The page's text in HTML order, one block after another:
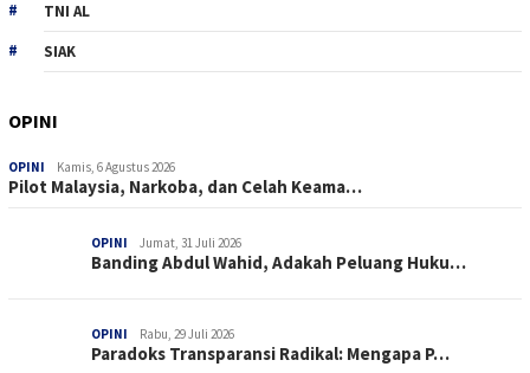
TNI AL
SIAK
OPINI
OPINI Kamis, 6 Agustus 2026
Pilot Malaysia, Narkoba, dan Celah Keama…
OPINI Jumat, 31 Juli 2026
Banding Abdul Wahid, Adakah Peluang Huku…
OPINI Rabu, 29 Juli 2026
Paradoks Transparansi Radikal: Mengapa P…